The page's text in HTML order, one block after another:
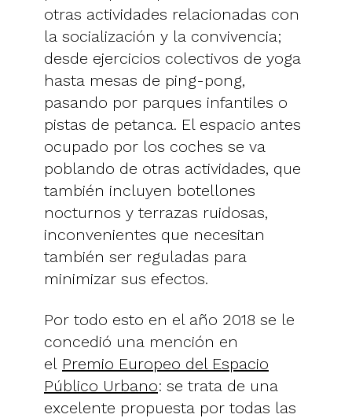
otras actividades relacionadas con
la socialización y la convivencia;
desde ejercicios colectivos de yoga
hasta mesas de ping-pong,
pasando por parques infantiles o
pistas de petanca. El espacio antes
ocupado por los coches se va
poblando de otras actividades, que
también incluyen botellones
nocturnos y terrazas ruidosas,
inconvenientes que necesitan
también ser reguladas para
minimizar sus efectos.
Por todo esto en el año 2018 se le
concedió una mención en
el Premio Europeo del Espacio
Público Urbano: se trata de una
excelente propuesta por todas las